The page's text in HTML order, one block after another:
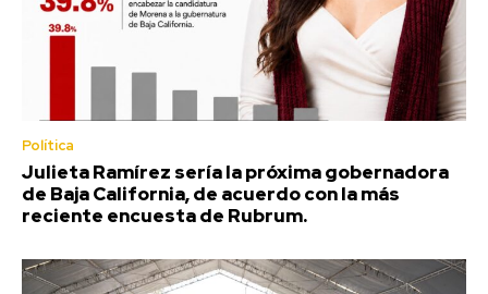
Política
Julieta Ramírez sería la próxima gobernadora
de Baja California, de acuerdo con la más
reciente encuesta de Rubrum.